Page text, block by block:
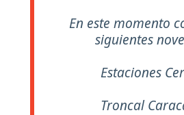
En este momento
siguientes
Estaciones
Troncal